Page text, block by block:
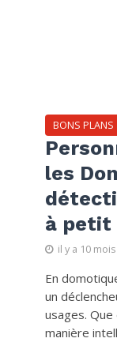
BONS PLANS
les
à petit
il y a 10 mois
En
un
usages.
manière